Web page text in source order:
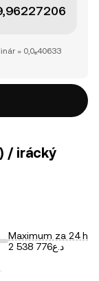
= 0,0₆40633
/ irácký
Maximum za 24 h
د.ع2 538 776
.